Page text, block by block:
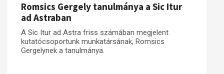
Romsics Gergely tanulmánya a Sic Itur
ad Astraban
A Sic Itur ad Astra friss számában megjelent
kutatócsoportunk munkatársának, Romsics
Gergelynek a tanulmánya.